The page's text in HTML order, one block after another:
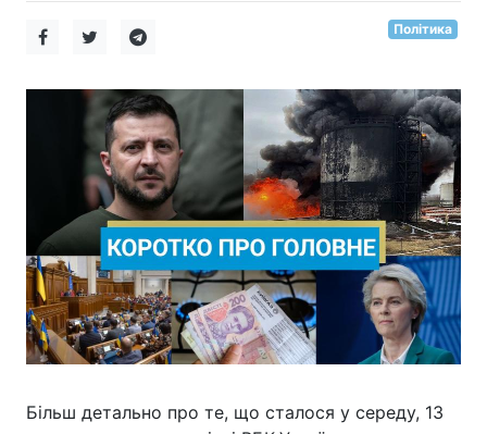
Політика
Більш детально про те, що сталося у середу, 13